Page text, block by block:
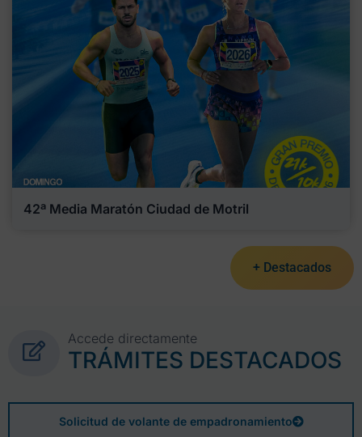
42ª Media Maratón Ciudad de Motril
+ Destacados
Accede directamente
TRÁMITES DESTACADOS
Solicitud de volante de empadronamiento